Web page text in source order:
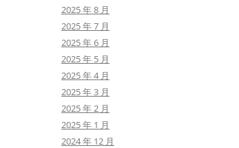
2025 年 8 月
2025 年 7 月
2025 年 6 月
2025 年 5 月
2025 年 4 月
2025 年 3 月
2025 年 2 月
2025 年 1 月
2024 年 12 月